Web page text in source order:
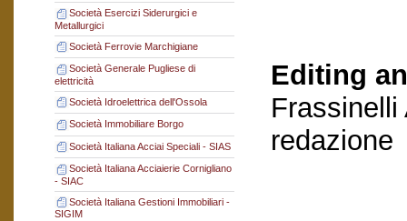
Società Esercizi Siderurgici e
Metallurgici
Società Ferrovie Marchigiane
Società Generale Pugliese di
elettricità
Società Idroelettrica dell'Ossola
Società Immobiliare Borgo
Società Italiana Acciai Speciali - SIAS
Società Italiana Acciaierie Cornigliano
- SIAC
Società Italiana Gestioni Immobiliari -
SIGIM
Editing
Frassinelli
redazione